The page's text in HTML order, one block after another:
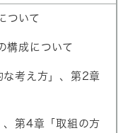
ついて
構成について
考え方」、第2章
第4章「取組の方